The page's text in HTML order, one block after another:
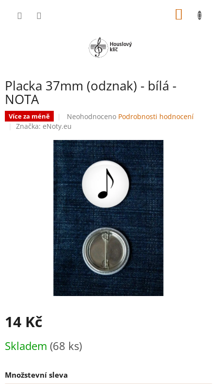
Placka 37mm (odznak) - bílá -
NOTA
Více za méně
Průměrné
hodnocení
je
0,0
z
5
hvězdiček.
Neohodnoceno Podrobnosti hodnocení
Značka: eNoty.eu
14 Kč
cena:
Skladem (68 ks)
Množstevní sleva